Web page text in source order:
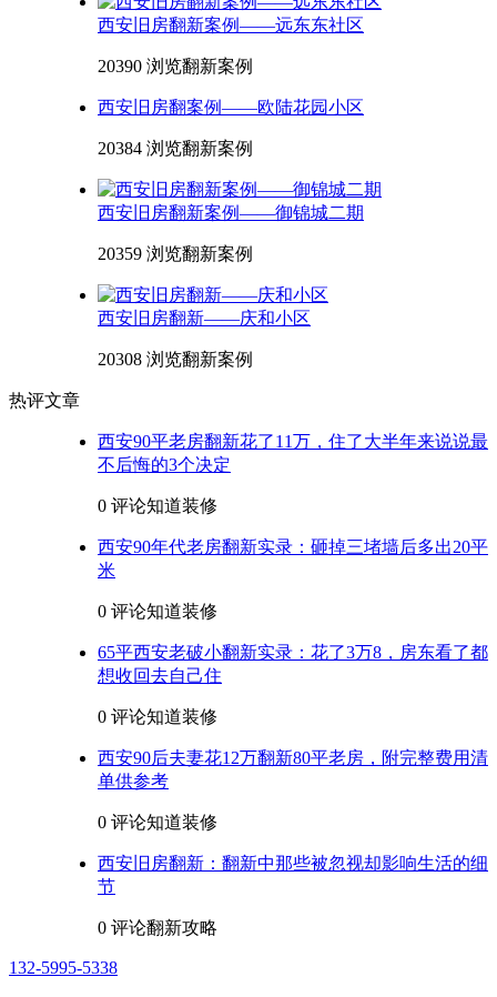
西安旧房翻新案例——远东东社区
20390 浏览翻新案例
西安旧房翻案例——欧陆花园小区
20384 浏览翻新案例
西安旧房翻新案例——御锦城二期
20359 浏览翻新案例
西安旧房翻新——庆和小区
20308 浏览翻新案例
热评文章
西安90平老房翻新花了11万，住了大半年来说说最
不后悔的3个决定
0 评论知道装修
西安90年代老房翻新实录：砸掉三堵墙后多出20平
米
0 评论知道装修
65平西安老破小翻新实录：花了3万8，房东看了都
想收回去自己住
0 评论知道装修
西安90后夫妻花12万翻新80平老房，附完整费用清
单供参考
0 评论知道装修
西安旧房翻新：翻新中那些被忽视却影响生活的细
节
0 评论翻新攻略
132-5995-5338